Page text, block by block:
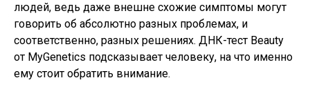
людей, ведь даже внешне схожие симптомы могут
говорить об абсолютно разных проблемах, и
соответственно, разных решениях. ДНК-тест Beauty
от MyGenetics подсказывает человеку, на что именно
ему стоит обратить внимание.